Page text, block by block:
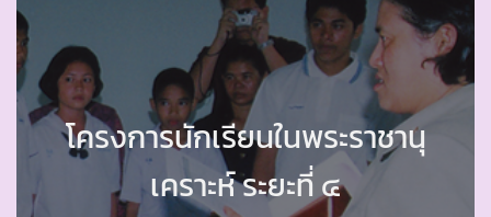
โครงการนักเรียนในพระราชานุ
เคราะห์ ระยะที่ ๔